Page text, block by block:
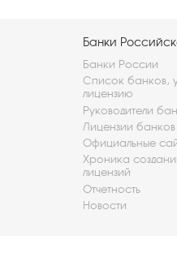
Банки
Банки России
Список банков,
лицензию
Руководители
Лицензии банков
Официальные
Хроника
лицензий
Отчетность
Новости